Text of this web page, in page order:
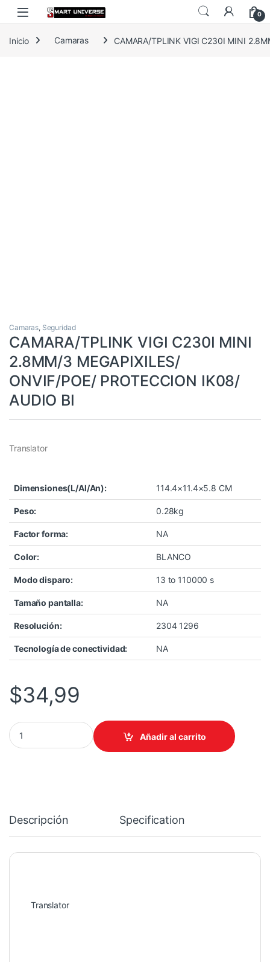
Skip to navigation
Skip to content
0
Inicio Camaras CAMARA/TPLINK VIGI C230I MINI
Camaras, Seguridad
CAMARA/TPLINK VIGI C230I MINI
2.8MM/3 MEGAPIXILES/
ONVIF/POE/ PROTECCION IK08/
AUDIO BI
Translator
Dimensiones(L/Al/An): 114.4×11.4×5.8 CM
Peso: 0.28kg
Factor forma: NA
Color: BLANCO
Modo disparo: 13 to 110000 s
Tamaño pantalla: NA
Resolución: 2304 1296
Tecnología de conectividad: NA
$34,99
CAMARA/TPLINK VIGI C230I MINI 2.8MM/3 MEGAPIXILES/
Añadir al carrito
Descripción Specification
Translator